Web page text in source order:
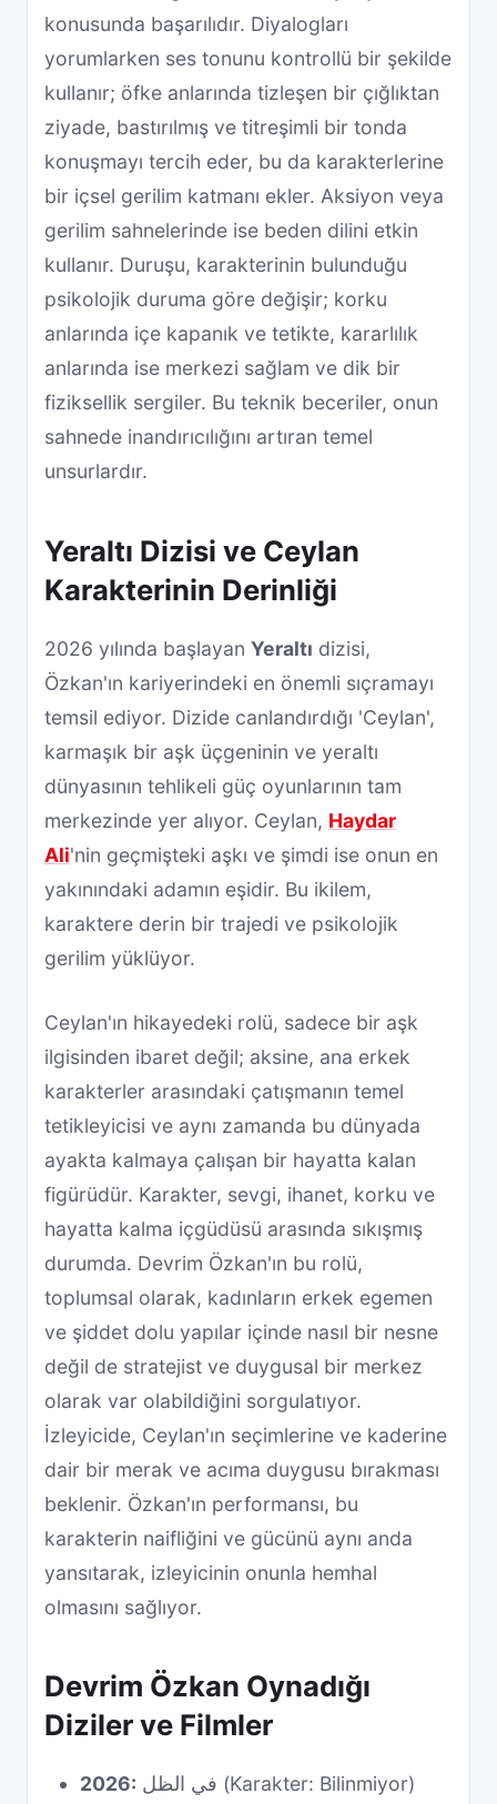
konusunda başarılıdır. Diyalogları
yorumlarken ses tonunu kontrollü bir şekilde
kullanır; öfke anlarında tizleşen bir çığlıktan
ziyade, bastırılmış ve titreşimli bir tonda
konuşmayı tercih eder, bu da karakterlerine
bir içsel gerilim katmanı ekler. Aksiyon veya
gerilim sahnelerinde ise beden dilini etkin
kullanır. Duruşu, karakterinin bulunduğu
psikolojik duruma göre değişir; korku
anlarında içe kapanık ve tetikte, kararlılık
anlarında ise merkezi sağlam ve dik bir
fiziksellik sergiler. Bu teknik beceriler, onun
sahnede inandırıcılığını artıran temel
unsurlardır.
Yeraltı Dizisi ve Ceylan
Karakterinin Derinliği
2026 yılında başlayan Yeraltı dizisi,
Özkan'ın kariyerindeki en önemli sıçramayı
temsil ediyor. Dizide canlandırdığı 'Ceylan',
karmaşık bir aşk üçgeninin ve yeraltı
dünyasının tehlikeli güç oyunlarının tam
merkezinde yer alıyor. Ceylan, Haydar
Ali'nin geçmişteki aşkı ve şimdi ise onun en
yakınındaki adamın eşidir. Bu ikilem,
karaktere derin bir trajedi ve psikolojik
gerilim yüklüyor.
Ceylan'ın hikayedeki rolü, sadece bir aşk
ilgisinden ibaret değil; aksine, ana erkek
karakterler arasındaki çatışmanın temel
tetikleyicisi ve aynı zamanda bu dünyada
ayakta kalmaya çalışan bir hayatta kalan
figürüdür. Karakter, sevgi, ihanet, korku ve
hayatta kalma içgüdüsü arasında sıkışmış
durumda. Devrim Özkan'ın bu rolü,
toplumsal olarak, kadınların erkek egemen
ve şiddet dolu yapılar içinde nasıl bir nesne
değil de stratejist ve duygusal bir merkez
olarak var olabildiğini sorgulatıyor.
İzleyicide, Ceylan'ın seçimlerine ve kaderine
dair bir merak ve acıma duygusu bırakması
beklenir. Özkan'ın performansı, bu
karakterin naifliğini ve gücünü aynı anda
yansıtarak, izleyicinin onunla hemhal
olmasını sağlıyor.
Devrim Özkan Oynadığı
Diziler ve Filmler
2026:
في الظل (Karakter: Bilinmiyor)